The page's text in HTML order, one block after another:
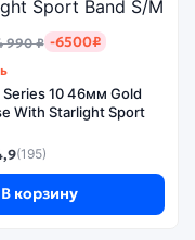
990 ₽ -6500₽
10 46мм Gold
With Starlight Sport
(195)
В корзину